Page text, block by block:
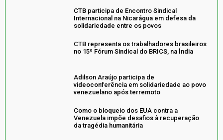
CTB participa de Encontro Sindical
Internacional na Nicarágua em defesa da
solidariedade entre os povos
CTB representa os trabalhadores brasileiros
no 15º Fórum Sindical do BRICS, na Índia
Adilson Araújo participa de
videoconferência em solidariedade ao povo
venezuelano após terremoto
Como o bloqueio dos EUA contra a
Venezuela impõe desafios à recuperação
da tragédia humanitária